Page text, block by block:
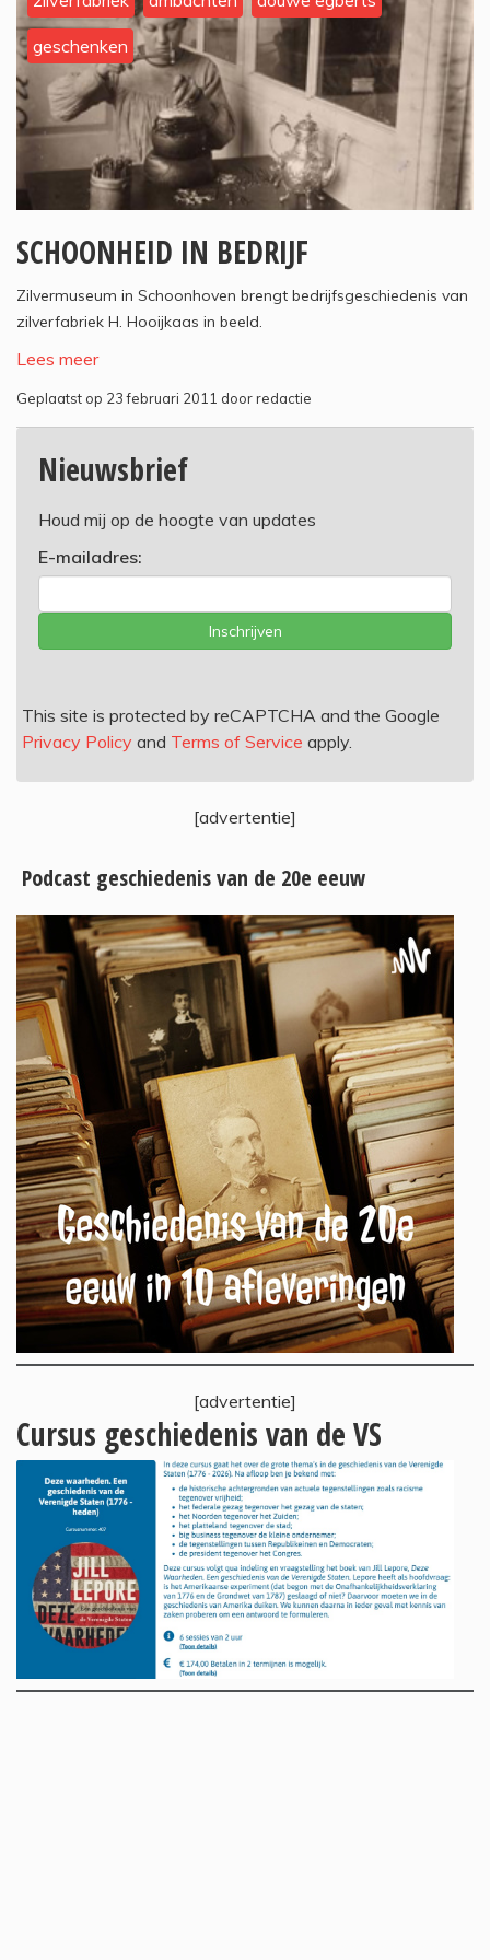
geschenken
SCHOONHEID IN BEDRIJF
Zilvermuseum in Schoonhoven brengt bedrijfsgeschiedenis van
zilverfabriek H. Hooijkaas in beeld.
Lees meer
Geplaatst op 23 februari 2011 door redactie
Nieuwsbrief
Houd mij op de hoogte van updates
E-mailadres:
Inschrijven
This site is protected by reCAPTCHA and the Google
Privacy Policy and Terms of Service apply.
[advertentie]
Podcast geschiedenis van de 20e eeuw
[advertentie]
Cursus geschiedenis van de VS